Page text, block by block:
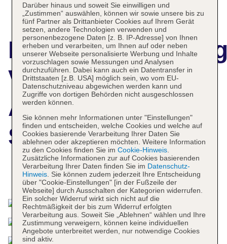
V.A Boutique
Apartments &
Suites
Das bietet Ihre Unterkunft
Darüber hinaus und soweit Sie einwilligen und
„Zustimmen“ auswählen, können wir sowie unsere bis zu
fünf Partner als Drittanbieter Cookies auf Ihrem Gerät
setzen, andere Technologien verwenden und
personenbezogene Daten [z. B. IP-Adresse] von Ihnen
erheben und verarbeiten, um Ihnen auf oder neben
unserer Webseite personalisierte Werbung und Inhalte
vorzuschlagen sowie Messungen und Analysen
durchzuführen. Dabei kann auch ein Datentransfer in
Drittstaaten [z.B. USA] möglich sein, wo vom EU-
Datenschutzniveau abgewichen werden kann und
Zugriffe von dortigen Behörden nicht ausgeschlossen
werden können.
Sie können mehr Informationen unter "Einstellungen"
finden und entscheiden, welche Cookies und welche auf
Cookies basierende Verarbeitung Ihrer Daten Sie
ablehnen oder akzeptieren möchten. Weitere Information
zu den Cookies finden Sie im Cookie-Hinweis.
Zusätzliche Informationen zur auf Cookies basierenden
Verarbeitung Ihrer Daten finden Sie im Datenschutz-
Hinweis. Sie können zudem jederzeit Ihre Entscheidung
über "Cookie-Einstellungen" [in der Fußzeile der
Webseite] durch Ausschalten der Kategorien widerrufen.
Ein solcher Widerruf wirkt sich nicht auf die
Rechtmäßigkeit der bis zum Widerruf erfolgten
Verarbeitung aus. Soweit Sie „Ablehnen“ wählen und Ihre
Zustimmung verweigern, können keine individuellen
Angebote unterbreitet werden, nur notwendige Cookies
sind aktiv.